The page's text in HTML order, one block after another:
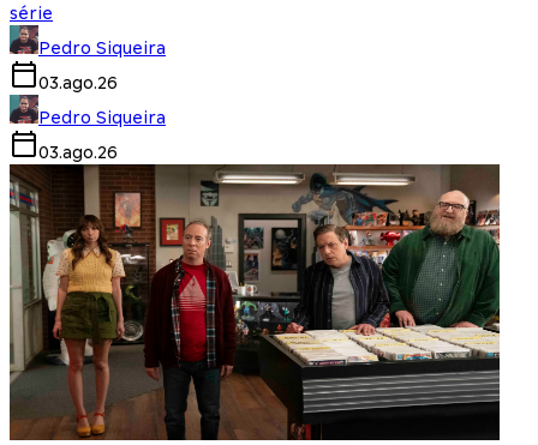
série
Pedro Siqueira
03.ago.26
Pedro Siqueira
03.ago.26